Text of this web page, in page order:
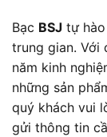
Bạc BSJ tự
trung gian. Với
năm kinh
những sản
quý khách vui
gửi thông tin